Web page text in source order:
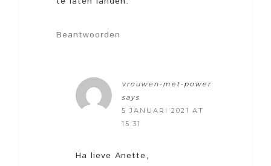
Beantwoorden
vrouwen-met-power
says
5 JANUARI 2021 AT
15:31
Ha lieve Anette,